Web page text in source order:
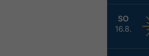
SO
16.8.